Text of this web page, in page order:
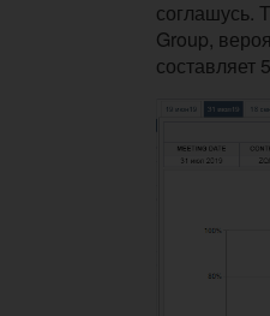
соглашусь.
Group,
составляет